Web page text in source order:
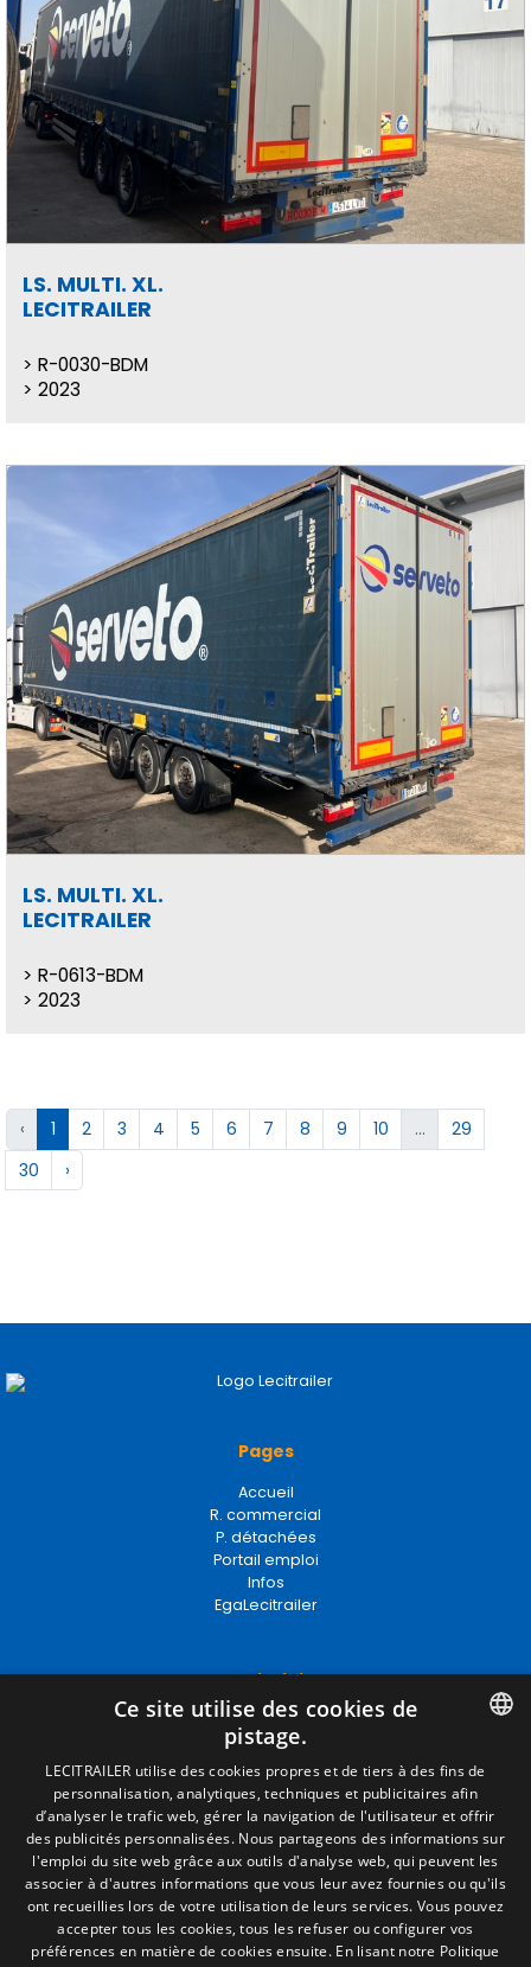
LS. MULTI. XL.
LECITRAILER
R-0030-BDM
2023
LS. MULTI. XL.
LECITRAILER
R-0613-BDM
2023
‹ 1 2 3 4 5 6 7 8 9 10 ...
29
30
›
Pages
Accueil
R. commercial
P. détachées
Portail emploi
Infos
EgaLecitrailer
Termes juridiques
Mentions Légales
Politique de Confidentialité
Politique de Cookies
Conditions générales de vente
Gérer les cookies
Contact
Camino de los Huertos, S/N. Apdo 100
50620 - Casetas (Zaragoza) SPAIN
SPANISH
ENGLISH
FRENCH
ITALIAN
PORTUGUESE
Ce site utilise des cookies de
pistage.
LECITRAILER utilise des cookies propres et de tiers à des fins de
personnalisation, analytiques, techniques et publicitaires afin
d’analyser le trafic web, gérer la navigation de l'utilisateur et offrir
des publicités personnalisées. Nous partageons des informations sur
l'emploi du site web grâce aux outils d'analyse web, qui peuvent les
associer à d'autres informations que vous leur avez fournies ou qu'ils
ont recueillies lors de votre utilisation de leurs services. Vous pouvez
accepter tous les cookies, tous les refuser ou configurer vos
préférences en matière de cookies ensuite. En lisant notre Politique